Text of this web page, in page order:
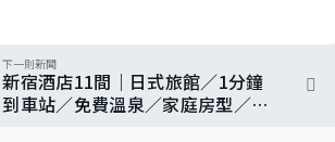
下一則新聞
新宿酒店11間｜日式旅館／1分鐘
到車站／免費溫泉／家庭房型／小